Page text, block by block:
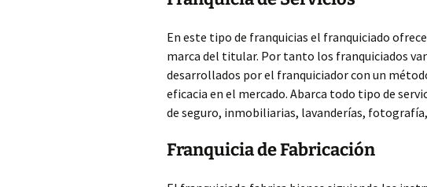
En este tipo de franquicias el franquiciado
marca del titular. Por tanto los franquiciados
desarrollados por el franquiciador con un
eficacia en el mercado. Abarca todo tipo de
de seguro, inmobiliarias, lavanderías,
Franquicia de Fabricación